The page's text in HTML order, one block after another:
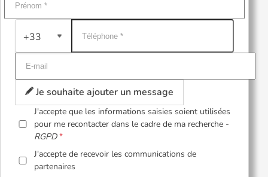
+33
Je souhaite ajouter un message
J'accepte que les informations saisies soient utilisées
pour me recontacter dans le cadre de ma recherche -
RGPD
J'accepte de recevoir les communications de
partenaires